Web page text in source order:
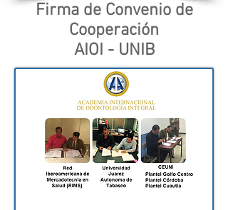
Firma de Convenio de
Cooperación
AIOI - UNIB